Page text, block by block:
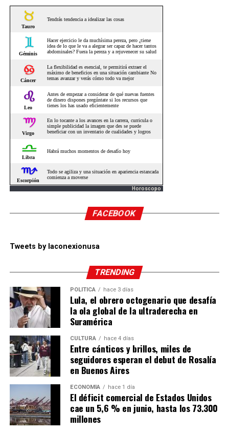
Horoscopo
FACEBOOK
Tweets by laconexionusa
TRENDING
POLÍTICA hace 3 días
Lula, el obrero octogenario que desafía
la ola global de la ultraderecha en
Suramérica
CULTURA hace 4 días
Entre cánticos y brillos, miles de
seguidores esperan el debut de Rosalía
en Buenos Aires
ECONOMÍA hace 1 día
El déficit comercial de Estados Unidos
cae un 5,6 % en junio, hasta los 73.300
millones